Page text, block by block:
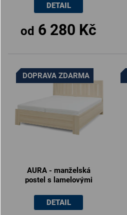
od 6 280 Kč
DETAIL
DOPRAVA ZDARMA
AURA - manželská
postel s lamelovými
160x200cm
DETAIL